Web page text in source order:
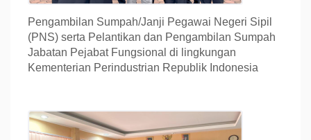
Pengambilan Sumpah/Janji Pegawai Negeri Sipil
(PNS) serta Pelantikan dan Pengambilan Sumpah
Jabatan Pejabat Fungsional di lingkungan
Kementerian Perindustrian Republik Indonesia